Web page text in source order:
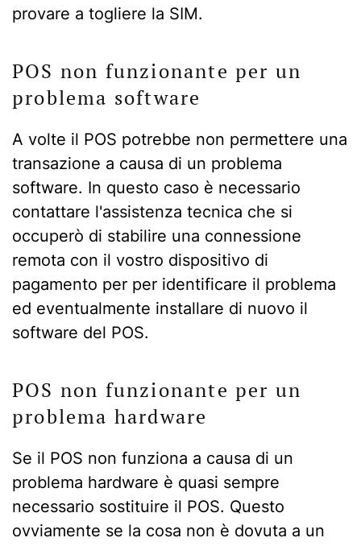
provare a togliere la SIM.
POS non funzionante per un
problema software
A volte il POS potrebbe non permettere una
transazione a causa di un problema
software. In questo caso è necessario
contattare l'assistenza tecnica che si
occuperò di stabilire una connessione
remota con il vostro dispositivo di
pagamento per per identificare il problema
ed eventualmente installare di nuovo il
software del POS.
POS non funzionante per un
problema hardware
Se il POS non funziona a causa di un
problema hardware è quasi sempre
necessario sostituire il POS. Questo
ovviamente se la cosa non è dovuta a un